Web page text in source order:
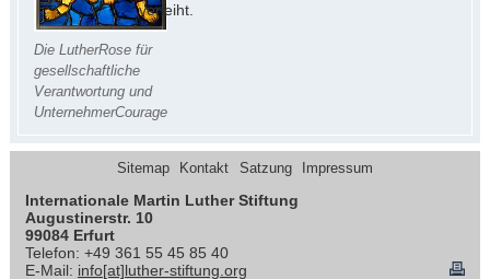
Die LutherRose für
gesellschaftliche
Verantwortung und
UnternehmerCourage
verleiht.
Sitemap Kontakt Satzung Impressum
Internationale Martin Luther Stiftung
Augustinerstr. 10
99084 Erfurt
Telefon: +49 361 55 45 85 40
E-Mail: info[at]luther-stiftung.org